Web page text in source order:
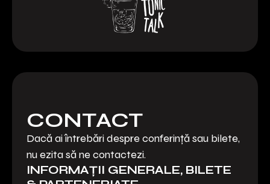
CONTACT
Dacă ai întrebări despre conferință sau bilete,
nu ezita să ne contactezi.
INFORMAȚII GENERALE, BILETE